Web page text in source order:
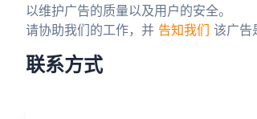
以维护广告的质量以及用户的安全。
请协助我们的工作，并 告知我们 该广告
联系方式